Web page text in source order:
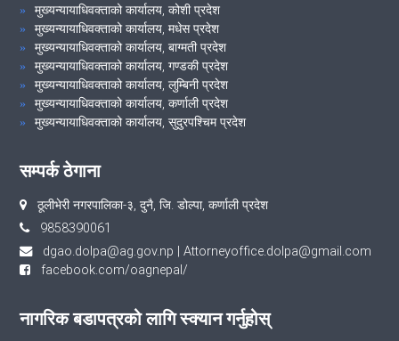
मुख्यन्यायाधिवक्ताको कार्यालय, कोशी प्रदेश
मुख्यन्यायाधिवक्ताको कार्यालय, मधेस प्रदेश
मुख्यन्यायाधिवक्ताको कार्यालय, बाग्मती प्रदेश
मुख्यन्यायाधिवक्ताको कार्यालय, गण्डकी प्रदेश
मुख्यन्यायाधिवक्ताको कार्यालय, लुम्बिनी प्रदेश
मुख्यन्यायाधिवक्ताको कार्यालय, कर्णाली प्रदेश
मुख्यन्यायाधिवक्ताको कार्यालय, सुदुरपश्चिम प्रदेश
सम्पर्क ठेगाना
ठूलीभेरी नगरपालिका-३, दुनै, जि. डोल्पा, कर्णाली प्रदेश
9858390061
dgao.dolpa@ag.gov.np | Attorneyoffice.dolpa@gmail.com
facebook.com/oagnepal/
नागरिक बडापत्रको लागि स्क्यान गर्नुहोस्